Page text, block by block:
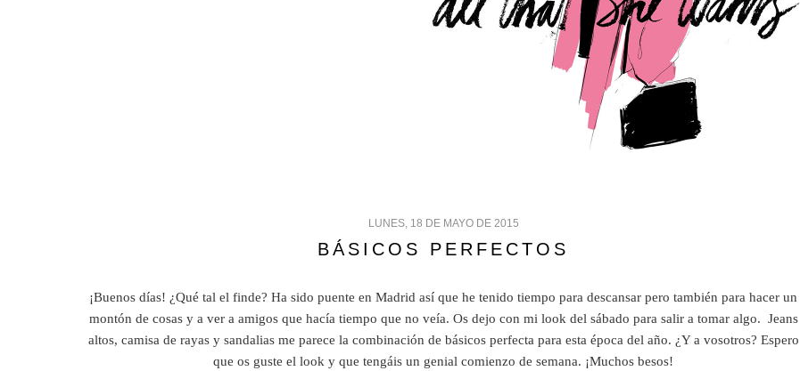
LUNES, 18 DE MAYO DE 2015
BÁSICOS PERFECTOS
¡Buenos días! ¿Qué tal el finde? Ha sido puente en Madrid así que he tenido tiempo para descansar pero también para hacer un
montón de cosas y a ver a amigos que hacía tiempo que no veía. Os dejo con mi look del sábado para salir a tomar algo. Jeans
altos, camisa de rayas y sandalias me parece la combinación de básicos perfecta para esta época del año. ¿Y a vosotros? Espero
que os guste el look y que tengáis un genial comienzo de semana. ¡Muchos besos!